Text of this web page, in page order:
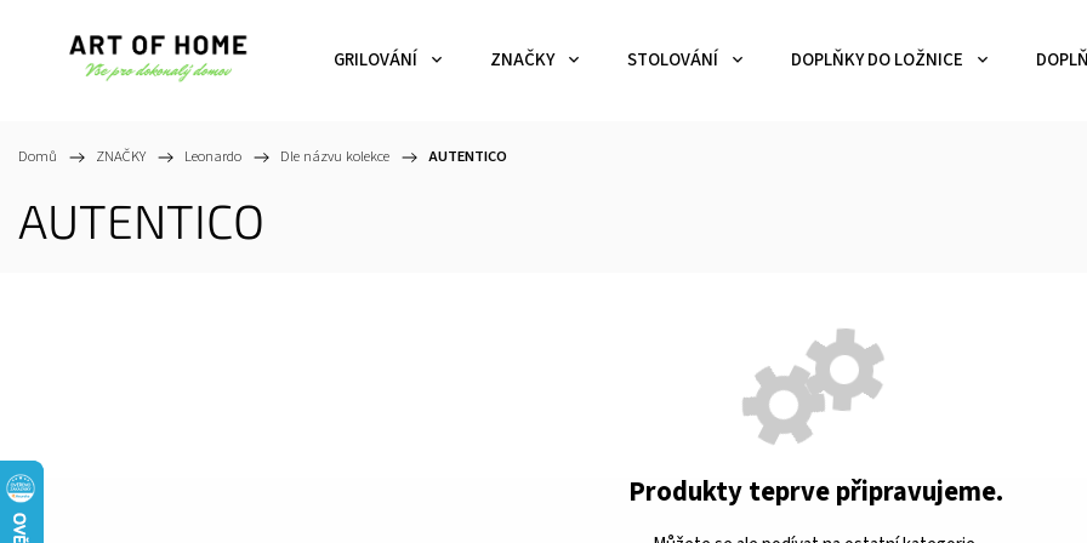
GRILOVÁNÍ ZNAČKY STOLOVÁNÍ DOPLŇKY DO LOŽNICE
Domů / ZNAČKY / Leonardo / Dle názvu kolekce / AUTENTICO
AUTENTICO
Produkty teprve připravujeme.